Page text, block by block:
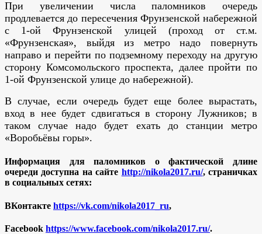
При увеличении числа паломников очередь
продлевается до пересечения Фрунзенской набережной
с 1-ой Фрунзенской улицей (проход от ст.м.
«Фрунзенская», выйдя из метро надо повернуть
направо и перейти по подземному переходу на другую
сторону Комсомольского проспекта, далее пройти по
1-ой Фрунзенской улице до набережной).
В случае, если очередь будет еще более вырастать,
вход в нее будет сдвигаться в сторону Лужников; в
таком случае надо будет ехать до станции метро
«Воробьёвы горы».
Информация для паломников о фактической длине
очереди доступна на сайте http://nikola2017.ru/, страничках
в социальных сетях:
ВКонтакте https://vk.com/nikola2017_ru,
Facebook https://www.facebook.com/nikola2017.ru/.